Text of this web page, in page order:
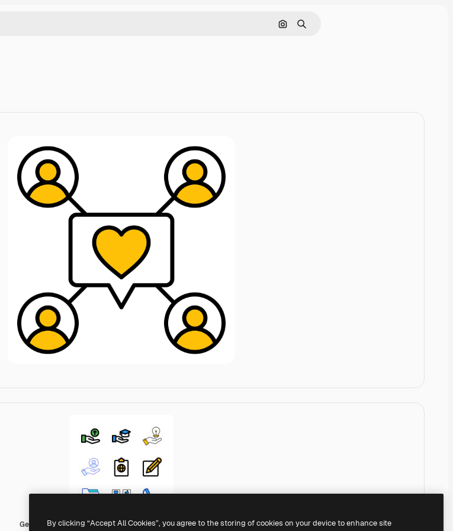
Zoeken op afbeelding
Zoeken
Generic Fill & Lineal
By clicking “Accept All Cookies”, you agree to the storing of cookies on your device to enhance site